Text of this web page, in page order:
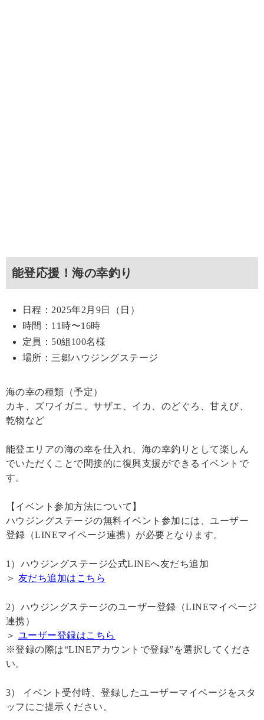
能登応援！海の幸釣り
日程：2025年2月9日（日）
時間：11時〜16時
定員：50組100名様
場所：三郷ハウジングステージ
海の幸の種類（予定）
カキ、ズワイガニ、サザエ、イカ、のどぐろ、甘えび、
乾物など
能登エリアの海の幸を仕入れ、海の幸釣りとして楽しん
でいただくことで間接的に復興支援ができるイベントで
す。
【イベント参加方法について】
ハウジングステージの無料イベント参加には、ユーザー
登録（LINEマイページ連携）が必要となります。
1）ハウジングステージ公式LINEへ友だち追加
＞ 友だち追加はこちら
2）ハウジングステージのユーザー登録（LINEマイページ
連携）
＞ ユーザー登録はこちら
※登録の際は“LINEアカウントで登録”を選択してくださ
い。
3） イベント受付時、登録したユーザーマイページをスタ
ッフにご提示ください。